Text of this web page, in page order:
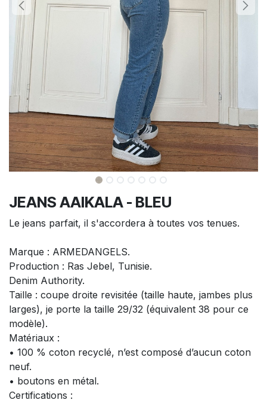
JEANS AAIKALA - BLEU
Le jeans parfait, il s'accordera à toutes vos tenues.
Marque : ARMEDANGELS.
Production : Ras Jebel, Tunisie.
Denim Authority.
Taille : coupe droite revisitée (taille haute, jambes plus
larges), je porte la taille 29/32 (équivalent 38 pour ce
modèle).
Matériaux :
• 100 % coton recyclé, n’est composé d’aucun coton
neuf.
• boutons en métal.
Certifications :